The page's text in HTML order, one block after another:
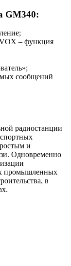
GM340:
– функция
сообщений
радиостанции
и
Одновременно
промышленных
в